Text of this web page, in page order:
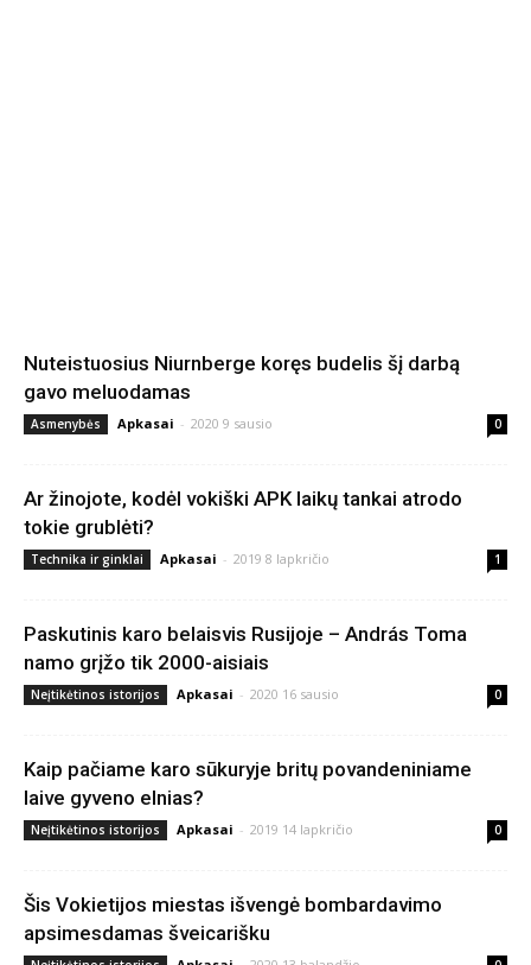
Nuteistuosius Niurnberge koręs budelis šį darbą
gavo meluodamas
Asmenybės Apkasai - 2020 9 sausio 0
Ar žinojote, kodėl vokiški APK laikų tankai atrodo
tokie grublėti?
Technika ir ginklai Apkasai - 2019 8 lapkričio 1
Paskutinis karo belaisvis Rusijoje – András Toma
namo grįžo tik 2000-aisiais
Neįtikėtinos istorijos Apkasai - 2020 16 sausio 0
Kaip pačiame karo sūkuryje britų povandeniniame
laive gyveno elnias?
Neįtikėtinos istorijos Apkasai - 2019 14 lapkričio 0
Šis Vokietijos miestas išvengė bombardavimo
apsimesdamas šveicarišku